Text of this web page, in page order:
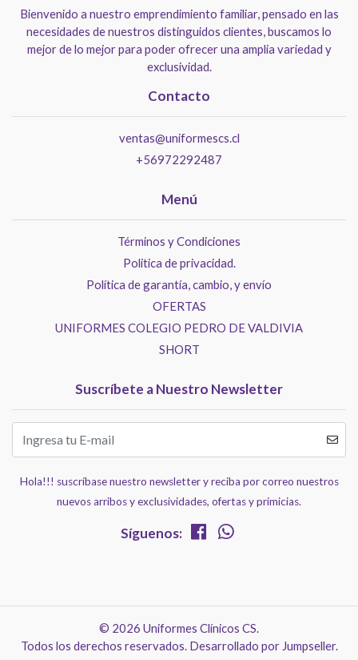
Bienvenido a nuestro emprendimiento familiar, pensado en las
necesidades de nuestros distinguidos clientes, buscamos lo
mejor de lo mejor para poder ofrecer una amplia variedad y
exclusividad.
Contacto
ventas@uniformescs.cl
+56972292487
Menú
Términos y Condiciones
Politica de privacidad.
Política de garantía, cambio, y envío
OFERTAS
UNIFORMES COLEGIO PEDRO DE VALDIVIA
SHORT
Suscríbete a Nuestro Newsletter
Hola!!! suscríbase nuestro newsletter y reciba por correo nuestros
nuevos arribos y exclusividades, ofertas y primicias.
Síguenos:
© 2026 Uniformes Clínicos CS.
Todos los derechos reservados. Desarrollado por Jumpseller.